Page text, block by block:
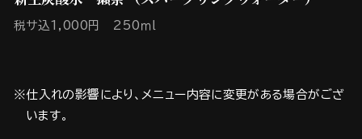
税サ込1,000円 250ｍｌ
※仕入れの影響により、メニュー内容に変更がある場合がござ
います。